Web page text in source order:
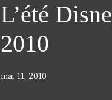
L’été
2010
mai 11, 2010